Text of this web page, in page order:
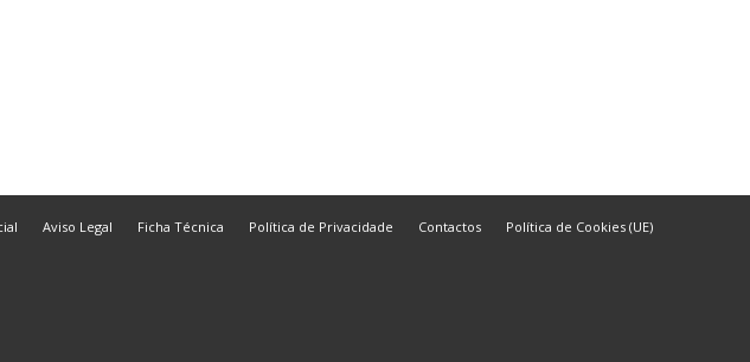
Aviso Legal Ficha Técnica Política de Privacidade Contactos Política de Cookies (UE)